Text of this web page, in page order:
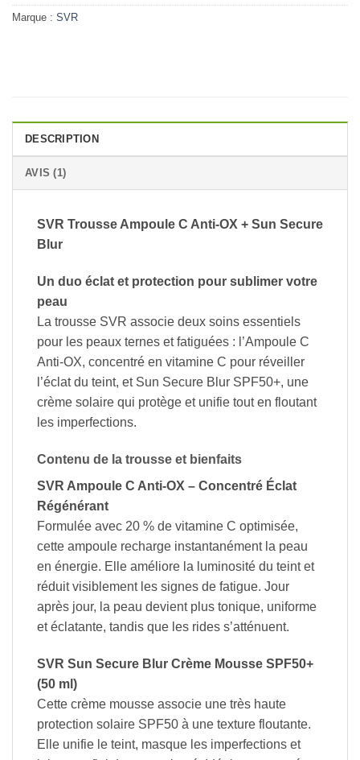
Marque : SVR
DESCRIPTION
AVIS (1)
SVR Trousse Ampoule C Anti-OX + Sun Secure
Blur
Un duo éclat et protection pour sublimer votre
peau
La trousse SVR associe deux soins essentiels
pour les peaux ternes et fatiguées : l’Ampoule C
Anti-OX, concentré en vitamine C pour réveiller
l’éclat du teint, et Sun Secure Blur SPF50+, une
crème solaire qui protège et unifie tout en floutant
les imperfections.
Contenu de la trousse et bienfaits
SVR Ampoule C Anti-OX – Concentré Éclat
Régénérant
Formulée avec 20 % de vitamine C optimisée,
cette ampoule recharge instantanément la peau
en énergie. Elle améliore la luminosité du teint et
réduit visiblement les signes de fatigue. Jour
après jour, la peau devient plus tonique, uniforme
et éclatante, tandis que les rides s’atténuent.
SVR Sun Secure Blur Crème Mousse SPF50+
(50 ml)
Cette crème mousse associe une très haute
protection solaire SPF50 à une texture floutante.
Elle unifie le teint, masque les imperfections et